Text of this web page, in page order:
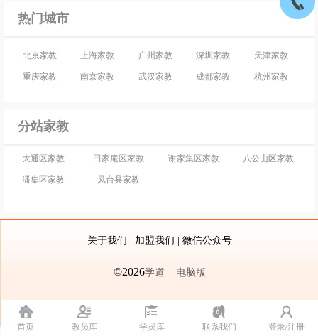
热门城市
北京家教 上海家教 广州家教 深圳家教 天津家教
重庆家教 南京家教 武汉家教 成都家教 杭州家教
分站家教
大通区家教 田家庵区家教 谢家集区家教 八公山区家教
潘集区家教 凤台县家教
关于我们 加盟我们 微信公众号
©2026学道 电脑版
首页 教员库 学员库 联系我们 登录/注册